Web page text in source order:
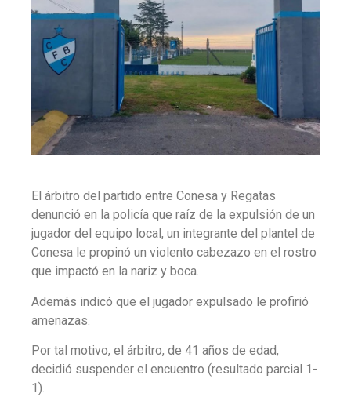
El árbitro del partido entre Conesa y Regatas
denunció en la policía que raíz de la expulsión de un
jugador del equipo local, un integrante del plantel de
Conesa le propinó un violento cabezazo en el rostro
que impactó en la nariz y boca.
Además indicó que el jugador expulsado le profirió
amenazas.
Por tal motivo, el árbitro, de 41 años de edad,
decidió suspender el encuentro (resultado parcial 1-
1).